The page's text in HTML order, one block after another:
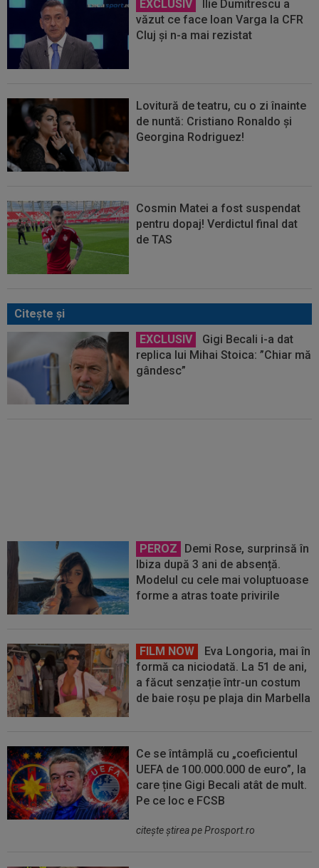
EXCLUSIV
Ilie Dumitrescu a
văzut ce face Ioan Varga la CFR
Cluj și n-a mai rezistat
Lovitură de teatru, cu o zi înainte
de nuntă: Cristiano Ronaldo și
Georgina Rodriguez!
Cosmin Matei a fost suspendat
pentru dopaj! Verdictul final dat
de TAS
Citeşte şi
EXCLUSIV
Gigi Becali i-a dat
replica lui Mihai Stoica: ”Chiar mă
gândesc”
PEROZ
Demi Rose, surprinsă în
Ibiza după 3 ani de absență.
Modelul cu cele mai voluptuoase
forme a atras toate privirile
FILM NOW
Eva Longoria, mai în
formă ca niciodată. La 51 de ani,
a făcut senzație într-un costum
de baie roșu pe plaja din Marbella
Ce se întâmplă cu „coeficientul
UEFA de 100.000.000 de euro”, la
care ține Gigi Becali atât de mult.
Pe ce loc e FCSB
citeşte ştirea pe Prosport.ro